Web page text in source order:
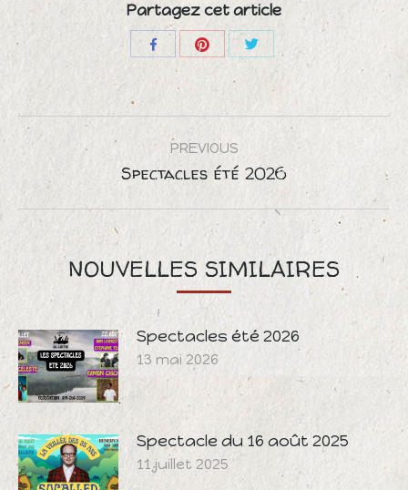
Partagez cet article
Share
with
Share
Share
with
POST
NAVIGATION
PREVIOUS
Previous
Spectacles été 2026
NOUVELLES SIMILAIRES
Spectacles été 2026
13 mai 2026
Spectacle du 16 août 2025
11 juillet 2025